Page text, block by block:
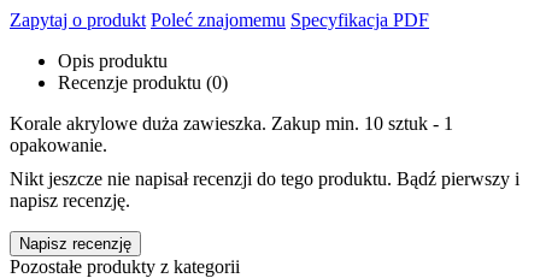
Zapytaj o produkt Poleć znajomemu Specyfikacja PDF
Opis produktu
Recenzje produktu (0)
Korale akrylowe duża zawieszka. Zakup min. 10 sztuk - 1
opakowanie.
Nikt jeszcze nie napisał recenzji do tego produktu. Bądź pierwszy i
napisz recenzję.
Napisz recenzję
Pozostałe produkty z kategorii